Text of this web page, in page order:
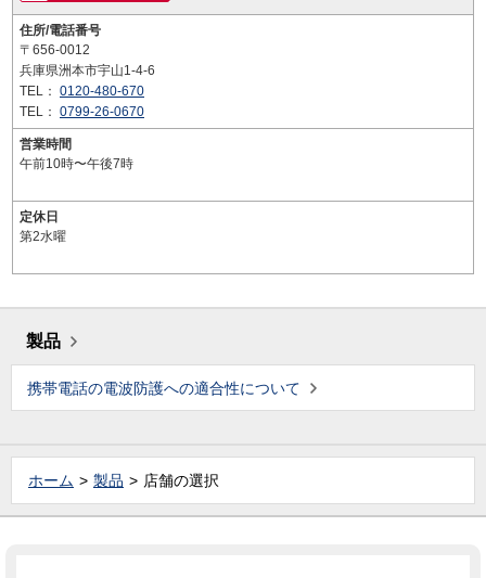
住所/電話番号
〒656-0012
兵庫県洲本市宇山1-4-6
TEL： 0120-480-670
TEL： 0799-26-0670
営業時間
午前10時〜午後7時
定休日
第2水曜
製品
携帯電話の電波防護への適合性について
ホーム 製品 店舗の選択